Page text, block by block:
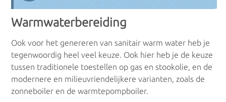
Warmwaterbereiding
Ook voor het genereren van sanitair warm water heb je
tegenwoordig heel veel keuze. Ook hier heb je de keuze
tussen traditionele toestellen op gas en stookolie, en de
modernere en milieuvriendelijkere varianten, zoals de
zonneboiler en de warmtepompboiler.